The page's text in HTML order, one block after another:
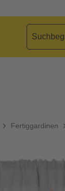
Fertiggardinen